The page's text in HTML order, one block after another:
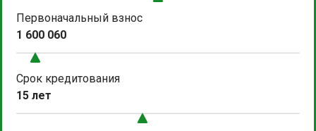
Первоначальный взнос
1 600 060
Срок кредитования
15 лет